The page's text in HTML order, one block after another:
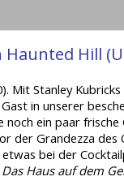
Hill
Mit Stanley
in unserer
noch ein paar
der Grandezza des
bei der
Das Haus auf dem